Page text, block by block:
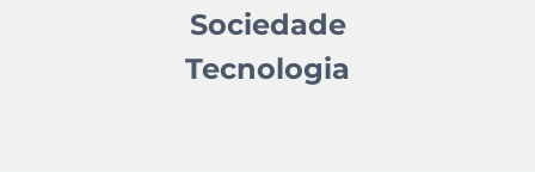
Sociedade
Tecnologia